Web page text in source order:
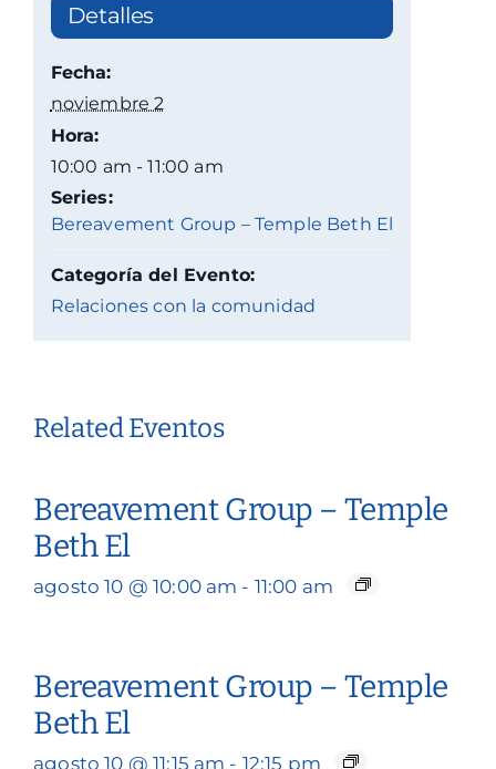
Detalles
Fecha:
noviembre 2
Hora:
10:00 am - 11:00 am
Series:
Bereavement Group – Temple Beth El
Categoría del Evento:
Relaciones con la comunidad
Related Eventos
Bereavement Group – Temple
Beth El
agosto 10 @ 10:00 am - 11:00 am
Bereavement Group – Temple
Beth El
agosto 10 @ 11:15 am - 12:15 pm